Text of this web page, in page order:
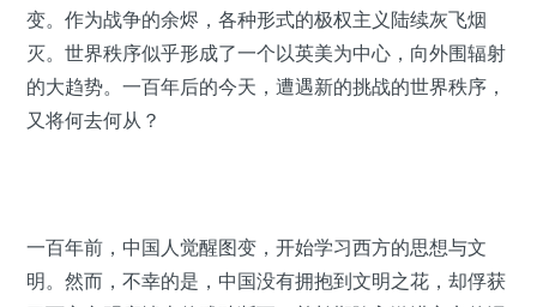
变。作为战争的余烬，各种形式的极权主义陆续灰飞烟
灭。世界秩序似乎形成了一个以英美为中心，向外围辐射
的大趋势。一百年后的今天，遭遇新的挑战的世界秩序，
又将何去何从？
一百年前，中国人觉醒图变，开始学习西方的思想与文
明。然而，不幸的是，中国没有拥抱到文明之花，却俘获